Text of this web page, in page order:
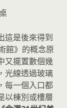
這是後來得到
館》的概念原
又擺置數個幾
光線透過玻璃
每一個入口都
以棟別或樓層